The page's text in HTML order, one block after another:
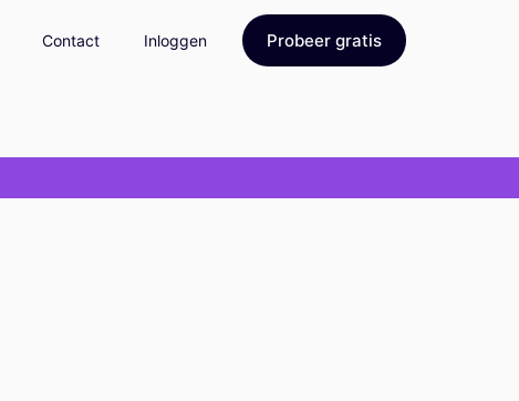
Contact Inloggen Probeer gratis